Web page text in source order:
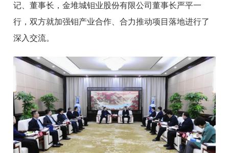
记、董事长，金堆城钼业股份有限公司董事长严平一
行，双方就加强钼产业合作、合力推动项目落地进行了
深入交流。